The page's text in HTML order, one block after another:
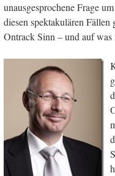
unausgesprochene Frage
diesen spektakulären
Ontrack Sinn – und auf